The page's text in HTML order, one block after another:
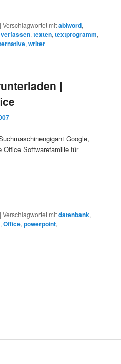
|Verschlagwortet mitabiword,
,texten,textprogramm,
,writer
|
Google,
Office Softwarefamilie für
|Verschlagwortet mitdatenbank,
,Office,powerpoint,